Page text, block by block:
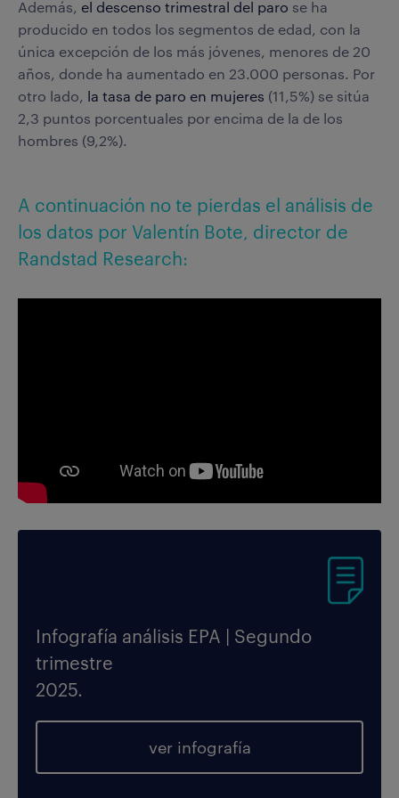
Además, el descenso trimestral del paro se ha
producido en todos los segmentos de edad, con la
única excepción de los más jóvenes, menores de 20
años, donde ha aumentado en 23.000 personas. Por
otro lado, la tasa de paro en mujeres (11,5%) se sitúa
2,3 puntos porcentuales por encima de la de los
hombres (9,2%).
A continuación no te pierdas el análisis de
los datos por Valentín Bote, director de
Randstad Research:
Infografía análisis EPA | Segundo
trimestre
2025.
ver infografía